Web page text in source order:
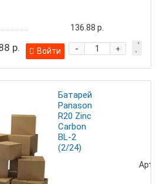
136.88 р.
р. +
-
Войти
Батарейка
Panasonic
R20 Zinc
Carbon
BL-2
(2/24)